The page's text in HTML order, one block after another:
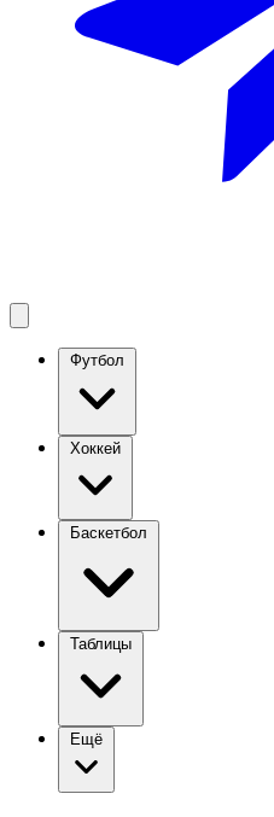
Футбол
Хоккей
Баскетбол
Таблицы
Ещё